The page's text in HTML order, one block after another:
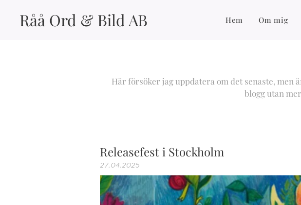
Råå Ord & Bild AB Hem Om mig
Här försöker jag uppdatera om det senaste,
blogg utan
Releasefest i Stockholm
27.04.2025